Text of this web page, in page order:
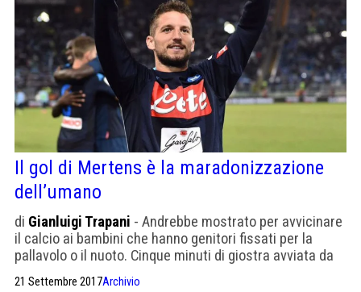
Il gol di Mertens è la maradonizzazione
dell’umano
di Gianluigi Trapani - Andrebbe mostrato per avvicinare
il calcio ai bambini che hanno genitori fissati per la
pallavolo o il nuoto. Cinque minuti di giostra avviata da
21 Settembre 2017Archivio